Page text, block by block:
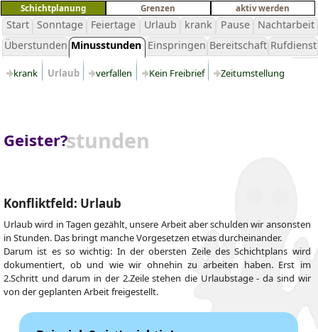
Schichtplanung Grenzen aktiv werden
Start Sonntage Feiertage Urlaub krank Pause
Nachtarbeit
Überstunden Minusstunden Einspringen Bereitschaft Rufdienst
krank Urlaub verfallen Kein Freibrief Zeitumstellung
Geister?stunden
Konfliktfeld: Urlaub
Urlaub wird in Tagen gezählt, unsere Arbeit aber schulden wir ansonsten
in Stunden. Das bringt manche Vorgesetzen etwas durcheinander.
Darum ist es so wichtig: In der obersten Zeile des Schichtplans wird
dokumentiert, ob und wie wir ohnehin zu arbeiten haben. Erst im
2.Schritt und darum in der 2.Zeile stehen die Urlaubstage - da sind wir
von der geplanten Arbeit freigestellt.